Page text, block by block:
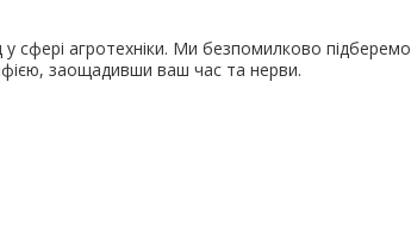
у сфері агротехніки. Ми безпомилково підберемо
заощадивши ваш час та нерви.